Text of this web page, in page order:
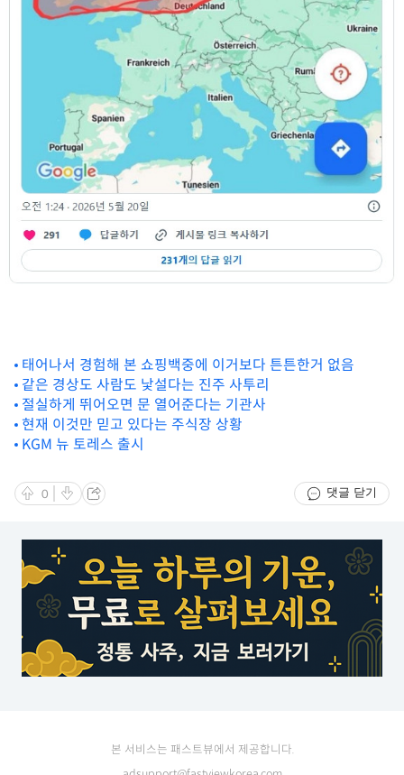
태어나서 경험해 본 쇼핑백중에 이거보다 튼튼한거 없음
같은 경상도 사람도 낯설다는 진주 사투리
절실하게 뛰어오면 문 열어준다는 기관사
현재 이것만 믿고 있다는 주식장 상황
KGM 뉴 토레스 출시
0 댓글 닫기
본 서비스는 패스트뷰에서 제공합니다.